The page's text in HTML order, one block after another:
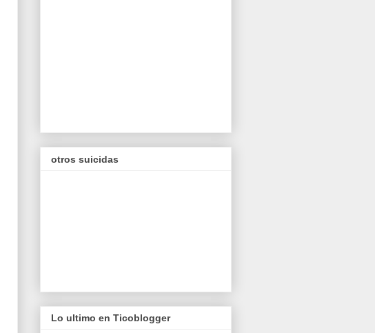
otros suicidas
Lo ultimo en Ticoblogger